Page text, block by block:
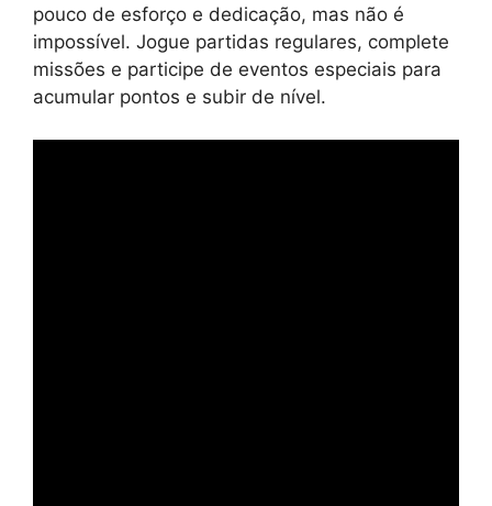
pouco de esforço e dedicação, mas não é
impossível. Jogue partidas regulares, complete
missões e participe de eventos especiais para
acumular pontos e subir de nível.